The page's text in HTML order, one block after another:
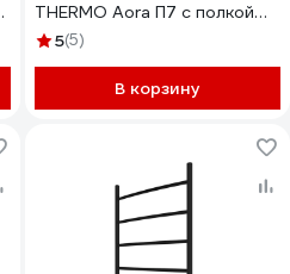
THERMO Aora П7 c полкой
500x800 НС-1443119
5(5)
В корзину